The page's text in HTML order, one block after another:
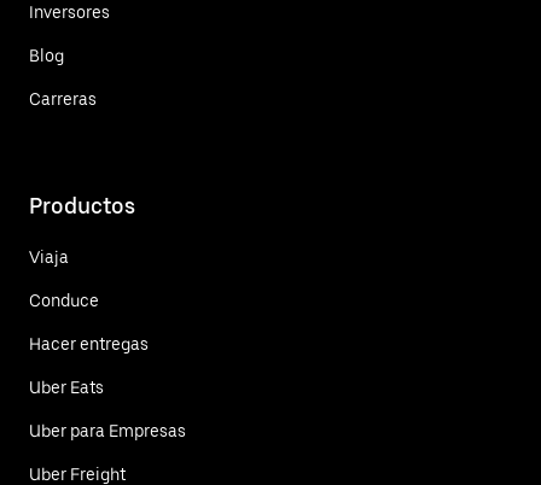
Inversores
Blog
Carreras
Productos
Viaja
Conduce
Hacer entregas
Uber Eats
Uber para Empresas
Uber Freight